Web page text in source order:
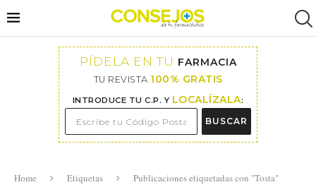
PÍDELA EN TU FARMACIA
TU REVISTA 100% GRATIS
INTRODUCE TU C.P. Y LOCALÍZALA:
BUSCAR
Home Etiquetas Publicaciones etiquetadas con "Tosta"